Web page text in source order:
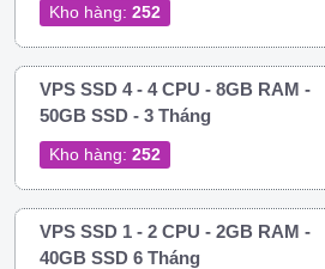
Kho hàng: 252
VPS SSD 4 - 4 CPU - 8GB RAM -
50GB SSD - 3 Tháng
Kho hàng: 252
VPS SSD 1 - 2 CPU - 2GB RAM -
40GB SSD 6 Tháng